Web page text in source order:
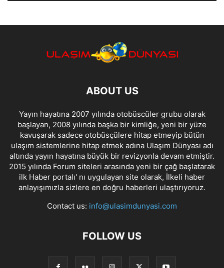
ABOUT US
Yayın hayatına 2007 yılında otobüscüler grubu olarak
başlayan, 2008 yılında başka bir kimliğe, yeni bir yüze
kavuşarak sadece otobüsçülere hitap etmeyip bütün
ulaşım sistemlerine hitap etmek adına Ulaşım Dünyası adı
altında yayın hayatına büyük bir revizyonla devam etmiştir.
2015 yılında Forum siteleri arasında yeni bir çağ başlatarak
ilk Haber portalı' nı uygulayan site olarak, İlkeli haber
anlayışımızla sizlere en doğru haberleri ulaştırıyoruz.
Contact us: info@ulasimdunyasi.com
FOLLOW US